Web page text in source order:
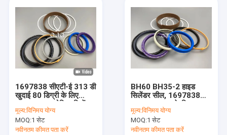
वाल्व पुशर
खुदाई सील किट
ट्रैक समायोजक सील किट
कंकाल तेल सील
फ्लोटिंग ऑयल सील
1697838 सीएटी-ई 313 डी
खुदाई 80 डिग्री के लिए
सील किट
मूल्य:विनिमय योग्य
MOQ:1 सेट
नवीनतम कीमत पता करें
BH60 BH35-2 हाइड
सिलेंडर सील, 1697838
पॉलीयूरेथेन बाल्टी सील किट
मूल्य:विनिमय योग्य
MOQ:1 सेट
नवीनतम कीमत पता करें